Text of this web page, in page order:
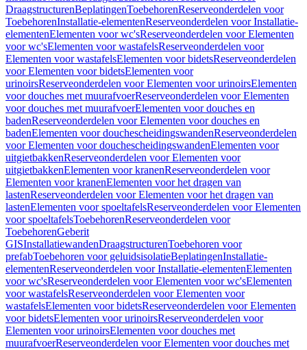
DraagstructurenBeplatingenToebehorenReserveonderdelen voor
ToebehorenInstallatie-elementenReserveonderdelen voor Installatie-
elementenElementen voor wc'sReserveonderdelen voor Elementen
voor wc'sElementen voor wastafelsReserveonderdelen voor
Elementen voor wastafelsElementen voor bidetsReserveonderdelen
voor Elementen voor bidetsElementen voor
urinoirsReserveonderdelen voor Elementen voor urinoirsElementen
voor douches met muurafvoerReserveonderdelen voor Elementen
voor douches met muurafvoerElementen voor douches en
badenReserveonderdelen voor Elementen voor douches en
badenElementen voor douchescheidingswandenReserveonderdelen
voor Elementen voor douchescheidingswandenElementen voor
uitgietbakkenReserveonderdelen voor Elementen voor
uitgietbakkenElementen voor kranenReserveonderdelen voor
Elementen voor kranenElementen voor het dragen van
lastenReserveonderdelen voor Elementen voor het dragen van
lastenElementen voor spoeltafelsReserveonderdelen voor Elementen
voor spoeltafelsToebehorenReserveonderdelen voor
ToebehorenGeberit
GISInstallatiewandenDraagstructurenToebehoren voor
prefabToebehoren voor geluidsisolatieBeplatingenInstallatie-
elementenReserveonderdelen voor Installatie-elementenElementen
voor wc'sReserveonderdelen voor Elementen voor wc'sElementen
voor wastafelsReserveonderdelen voor Elementen voor
wastafelsElementen voor bidetsReserveonderdelen voor Elementen
voor bidetsElementen voor urinoirsReserveonderdelen voor
Elementen voor urinoirsElementen voor douches met
muurafvoerReserveonderdelen voor Elementen voor douches met